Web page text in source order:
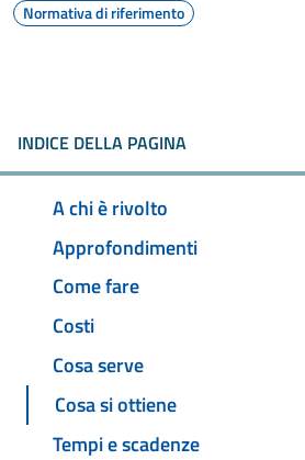
Normativa di riferimento
INDICE DELLA PAGINA
A chi è rivolto
Approfondimenti
Come fare
Costi
Cosa serve
Cosa si ottiene
Tempi e scadenze